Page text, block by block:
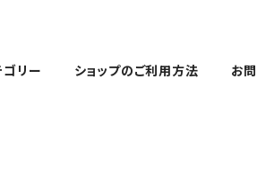
ゴリー ショップのご利用方法 お